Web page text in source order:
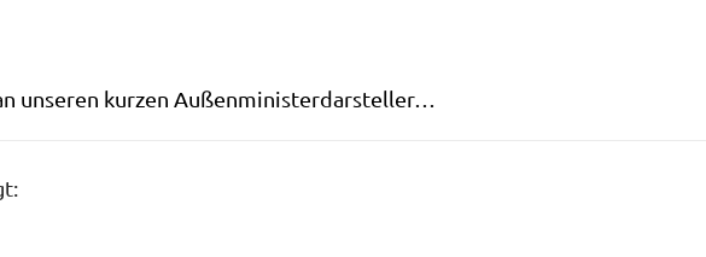
unse­ren kur­zen Außenministerdarsteller…